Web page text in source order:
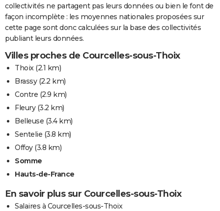
collectivités ne partagent pas leurs données ou bien le font de
façon incomplète : les moyennes nationales proposées sur
cette page sont donc calculées sur la base des collectivités
publiant leurs données.
Villes proches de Courcelles-sous-Thoix
Thoix(2.1 km)
Brassy(2.2 km)
Contre (2.9 km)
Fleury(3.2 km)
Belleuse (3.4 km)
Sentelie (3.8 km)
Offoy(3.8 km)
Somme
Hauts-de-France
En savoir plus sur Courcelles-sous-Thoix
Salaires à Courcelles-sous-Thoix